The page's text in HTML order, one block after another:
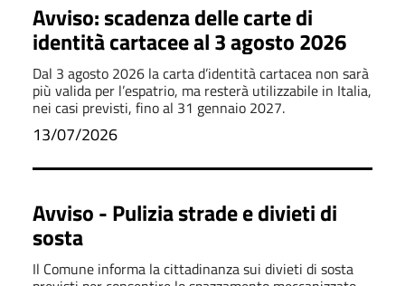
Avviso: scadenza delle carte di
identità cartacee al 3 agosto 2026
Dal 3 agosto 2026 la carta d’identità cartacea non sarà
più valida per l’espatrio, ma resterà utilizzabile in Italia,
nei casi previsti, fino al 31 gennaio 2027.
13/07/2026
Avviso - Pulizia strade e divieti di
sosta
Il Comune informa la cittadinanza sui divieti di sosta